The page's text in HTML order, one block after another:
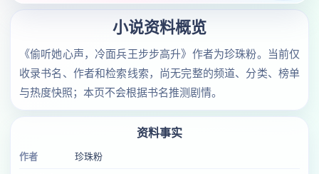
小说资料概览
《偷听她心声，冷面兵王步步高升》作者为珍珠粉。当前仅
收录书名、作者和检索线索，尚无完整的频道、分类、榜单
与热度快照；本页不会根据书名推测剧情。
资料事实
作者 珍珠粉